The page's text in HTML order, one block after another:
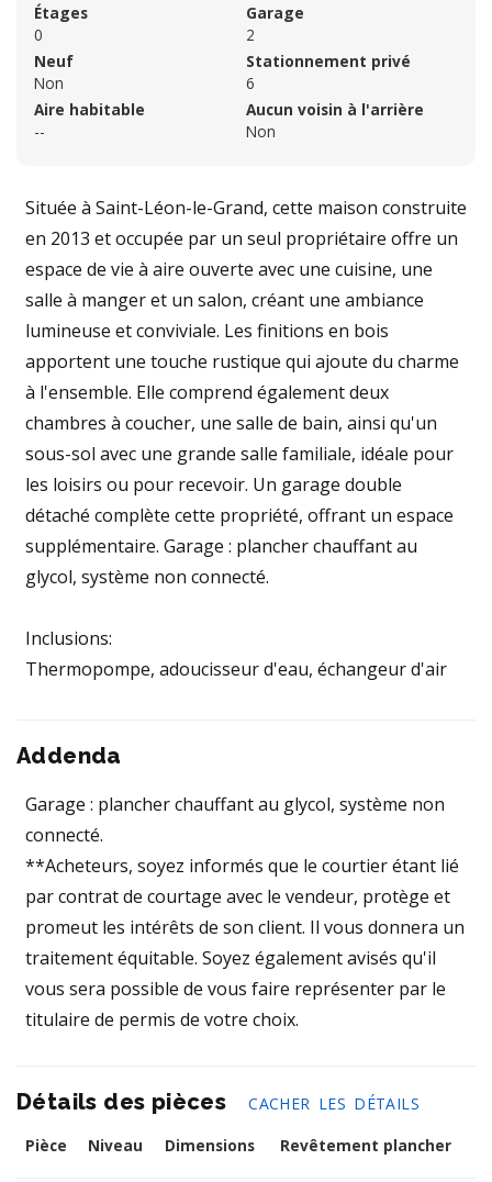
Étages
0
Neuf
Non
Aire habitable
--
Garage
2
Stationnement privé
6
Aucun voisin à l'arrière
Non
Située à Saint-Léon-le-Grand, cette maison construite
en 2013 et occupée par un seul propriétaire offre un
espace de vie à aire ouverte avec une cuisine, une
salle à manger et un salon, créant une ambiance
lumineuse et conviviale. Les finitions en bois
apportent une touche rustique qui ajoute du charme
à l'ensemble. Elle comprend également deux
chambres à coucher, une salle de bain, ainsi qu'un
sous-sol avec une grande salle familiale, idéale pour
les loisirs ou pour recevoir. Un garage double
détaché complète cette propriété, offrant un espace
supplémentaire. Garage : plancher chauffant au
glycol, système non connecté.
Inclusions:
Thermopompe, adoucisseur d'eau, échangeur d'air
Addenda
Garage : plancher chauffant au glycol, système non
connecté.
**Acheteurs, soyez informés que le courtier étant lié
par contrat de courtage avec le vendeur, protège et
promeut les intérêts de son client. Il vous donnera un
traitement équitable. Soyez également avisés qu'il
vous sera possible de vous faire représenter par le
titulaire de permis de votre choix.
Détails des pièces
CACHER LES DÉTAILS
Pièce
Niveau Dimensions Revêtement plancher